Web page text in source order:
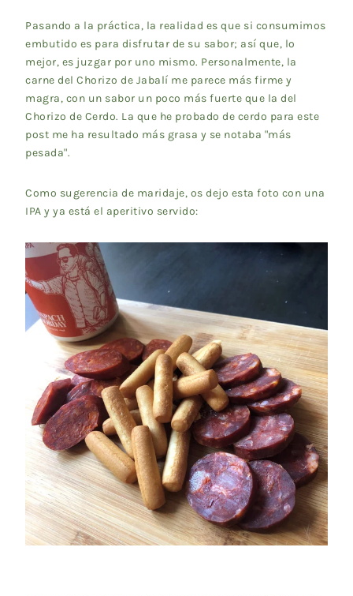
Pasando a la práctica, la realidad es que si consumimos
embutido es para disfrutar de su sabor; así que, lo
mejor, es juzgar por uno mismo. Personalmente, la
carne del Chorizo de Jabalí me parece más firme y
magra, con un sabor un poco más fuerte que la del
Chorizo de Cerdo. La que he probado de cerdo para este
post me ha resultado más grasa y se notaba "más
pesada".
Como sugerencia de maridaje, os dejo esta foto con una
IPA y ya está el aperitivo servido: